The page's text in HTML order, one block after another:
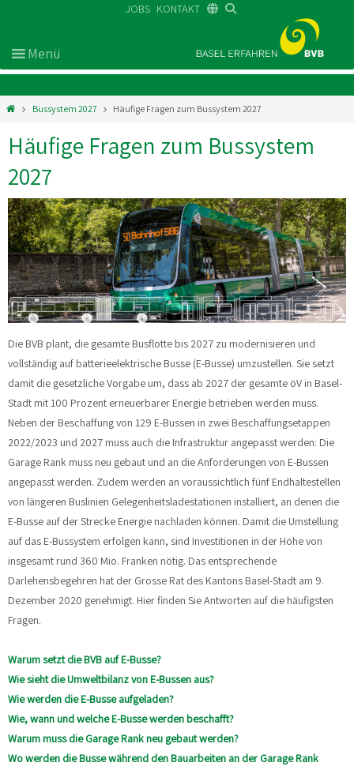
JOBS KONTAKT
Bussystem 2027 Häufige Fragen zum Bussystem 2027
Häufige Fragen zum Bussystem
2027
Die BVB plant, die gesamte Busflotte bis 2027 zu modernisieren und
vollständig auf batterieelektrische Busse (E-Busse) umzustellen. Sie setzt
damit die gesetzliche Vorgabe um, dass ab 2027 der gesamte öV in Basel-
Stadt mit 100 Prozent erneuerbarer Energie betrieben werden muss.
Neben der Beschaffung von 129 E-Bussen in zwei Beschaffungsetappen
2022/2023 und 2027 muss auch die Infrastruktur angepasst werden: Die
Garage Rank muss neu gebaut und an die Anforderungen von E-Bussen
angepasst werden. Zudem werden an voraussichtlich fünf Endhaltestellen
von längeren Buslinien Gelegenheitsladestationen installiert, an denen die
E-Busse auf der Strecke Energie nachladen können. Damit die Umstellung
auf das E-Bussystem erfolgen kann, sind Investitionen in der Höhe von
insgesamt rund 360 Mio. Franken nötig. Das entsprechende
Darlehensbegehren hat der Grosse Rat des Kantons Basel-Stadt am 9.
Dezember 2020 genehmigt. Hier finden Sie Antworten auf die häufigsten
Fragen.
Warum setzt die BVB auf E-Busse?
Wie sieht die Umweltbilanz von E-Bussen aus?
Wie werden die E-Busse aufgeladen?
Wie, wann und welche E-Busse werden beschafft?
Warum muss die Garage Rank neu gebaut werden?
Wo werden die Busse während den Bauarbeiten an der Garage Rank